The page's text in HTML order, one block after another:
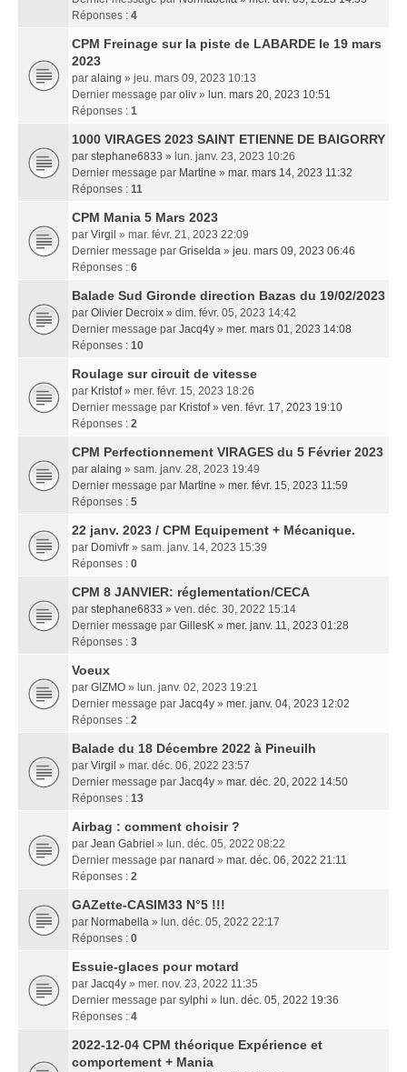
Réponses : 4
CPM Freinage sur la piste de LABARDE le 19 mars
2023
par alaing » jeu. mars 09, 2023 10:13
Dernier message par oliv » lun. mars 20, 2023 10:51
Réponses : 1
1000 VIRAGES 2023 SAINT ETIENNE DE BAIGORRY
par stephane6833 » lun. janv. 23, 2023 10:26
Dernier message par Martine » mar. mars 14, 2023 11:32
Réponses : 11
CPM Mania 5 Mars 2023
par Virgil » mar. févr. 21, 2023 22:09
Dernier message par Griselda » jeu. mars 09, 2023 06:46
Réponses : 6
Balade Sud Gironde direction Bazas du 19/02/2023
par Olivier Decroix » dim. févr. 05, 2023 14:42
Dernier message par Jacq4y » mer. mars 01, 2023 14:08
Réponses : 10
Roulage sur circuit de vitesse
par Kristof» mer. févr. 15, 2023 18:26
Dernier message par Kristof» ven. févr. 17, 2023 19:10
Réponses : 2
CPM Perfectionnement VIRAGES du 5 Février 2023
par alaing » sam. janv. 28, 2023 19:49
Dernier message par Martine » mer. févr. 15, 2023 11:59
Réponses : 5
22 janv. 2023 / CPM Equipement + Mécanique.
par Domivfr » sam. janv. 14, 2023 15:39
Réponses : 0
CPM 8 JANVIER: réglementation/CECA
par stephane6833 » ven. déc. 30, 2022 15:14
Dernier message par GillesK » mer. janv. 11, 2023 01:28
Réponses : 3
Voeux
par GIZMO » lun. janv. 02, 2023 19:21
Dernier message par Jacq4y » mer. janv. 04, 2023 12:02
Réponses : 2
Balade du 18 Décembre 2022 à Pineuilh
par Virgil » mar. déc. 06, 2022 23:57
Dernier message par Jacq4y » mar. déc. 20, 2022 14:50
Réponses : 13
Airbag : comment choisir ?
par Jean Gabriel » lun. déc. 05, 2022 08:22
Dernier message par nanard » mar. déc. 06, 2022 21:11
Réponses : 2
GAZette-CASIM33 N°5 !!!
par Normabella » lun. déc. 05, 2022 22:17
Réponses : 0
Essuie-glaces pour motard
par Jacq4y » mer. nov. 23, 2022 11:35
Dernier message par sylphi » lun. déc. 05, 2022 19:36
Réponses : 4
2022-12-04 CPM théorique Expérience et
comportement + Mania